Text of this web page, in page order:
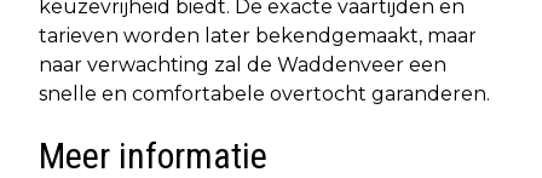
keuzevrijheid biedt. De exacte vaartijden en
tarieven worden later bekendgemaakt, maar
naar verwachting zal de Waddenveer een
snelle en comfortabele overtocht garanderen.
Meer informatie